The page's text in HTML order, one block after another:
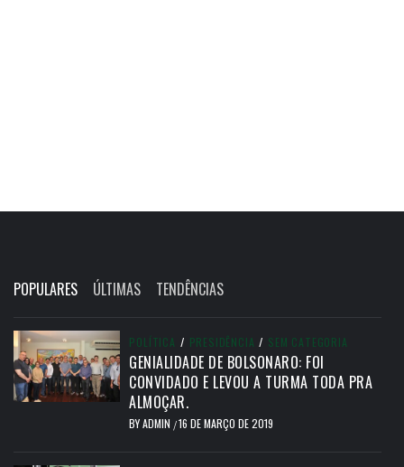
POPULARES ÚLTIMAS TENDÊNCIAS
POLÍTICA / PRESIDÊNCIA / SEM CATEGORIA
GENIALIDADE DE BOLSONARO: FOI
CONVIDADO E LEVOU A TURMA TODA PRA
ALMOÇAR.
BYADMIN /16 DE MARÇO DE 2019